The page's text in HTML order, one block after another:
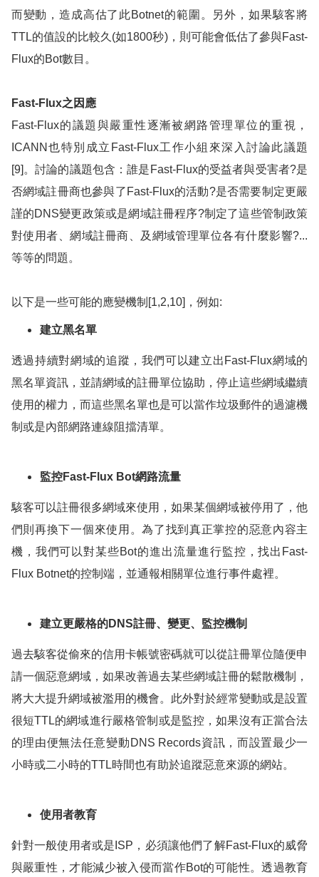
而變動，造成高估了此Botnet的範圍。另外，如果駭客將
TTL的值設的比較久 (如1800秒)，則可能會低估了參與Fast-
Flux的Bot數目。
Fast-Flux之因應
Fast-Flux的議題與嚴重性逐漸被網路管理單位的重視，
ICANN 也特別成立 Fast-Flux工作小組來深入討論此議題
[9] 。討論的議題包含：誰是 Fast-Flux的受益者與受害者?是
否網域註冊商也參與了 Fast-Flux的活動?是否需要制定更嚴
謹的DNS變更政策或是網域註冊程序?制定了這些管制政策
對使用者、網域註冊商、及網域管理單位各有什麼影響?...
等等的問題。
以下是一些可能的應變機制 [1,2,10] ，例如:
建立黑名單
透過持續對網域的追蹤，我們可以建立出 Fast-Flux網域的
黑名單資訊，並請網域的註冊單位協助，停止這些網域繼續
使用的權力，而這些黑名單也是可以當作垃圾郵件的過濾機
制或是內部網路連線阻擋清單。
監控Fast-Flux Bot網路流量
駭客可以註冊很多網域來使用，如果某個網域被停用了，他
們則再換下一個來使用。為了找到真正掌控的惡意內容主
機，我們可以對某些Bot的進出流量進行監控，找出 Fast-
Flux Botnet的控制端，並通報相關單位進行事件處裡。
建立更嚴格的DNS註冊、變更、監控機制
過去駭客從偷來的信用卡帳號密碼就可以從註冊單位隨便申
請一個惡意網域，如果改善過去某些網域註冊的鬆散機制，
將大大提升網域被濫用的機會。此外對於經常變動或是設置
很短TTL的網域進行嚴格管制或是監控，如果沒有正當合法
的理由便無法任意變動 DNS Records資訊，而設置最少一
小時或二小時的TTL時間也有助於追蹤惡意來源的網站。
使用者教育
針對一般使用者或是 ISP ，必須讓他們了解Fast-Flux的威脅
與嚴重性，才能減少被入侵而當作Bot的可能性。透過教育